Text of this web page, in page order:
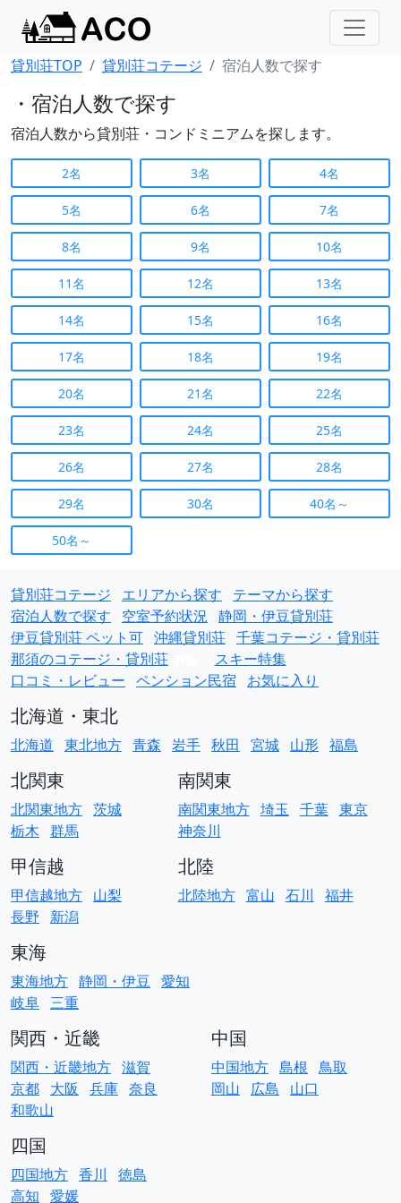
貸別荘TOP 貸別荘コテージ 宿泊人数で探す
・宿泊人数で探す
宿泊人数から貸別荘・コンドミニアムを探します。
2名 3名 4名
5名 6名 7名
8名 9名 10名
11名 12名 13名
14名 15名 16名
17名 18名 19名
20名 21名 22名
23名 24名 25名
26名 27名 28名
29名 30名 40名～
50名～
貸別荘コテージ エリアから探す
テーマから探す
宿泊人数で探す
空室予約状況 静岡・伊豆貸別荘
伊豆貸別荘 ペット可 沖縄貸別荘 千葉コテージ・貸別荘
那須のコテージ・貸別荘
スキー特集
口コミ・レビュー ペンション民宿 お気に入り
北海道・東北
北海道 東北地方 青森 岩手 秋田 宮城 山形 福島
北関東
北関東地方 茨城
栃木 群馬
南関東
南関東地方 埼玉 千葉 東京
神奈川
甲信越
甲信越地方 山梨
長野
新潟
北陸
北陸地方 富山 石川 福井
東海
東海地方 静岡・伊豆 愛知
岐阜 三重
関西・近畿
関西・近畿地方 滋賀
京都 大阪 兵庫 奈良
和歌山
中国
中国地方 島根 鳥取
岡山
広島 山口
四国
四国地方 香川
徳島
高知 愛媛